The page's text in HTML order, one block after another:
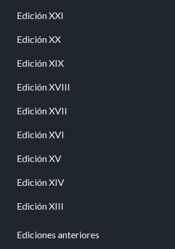
Edición XXI
Edición XX
Edición XIX
Edición XVIII
Edición XVII
Edición XVI
Edición XV
Edición XIV
Edición XIII
Ediciones anteriores